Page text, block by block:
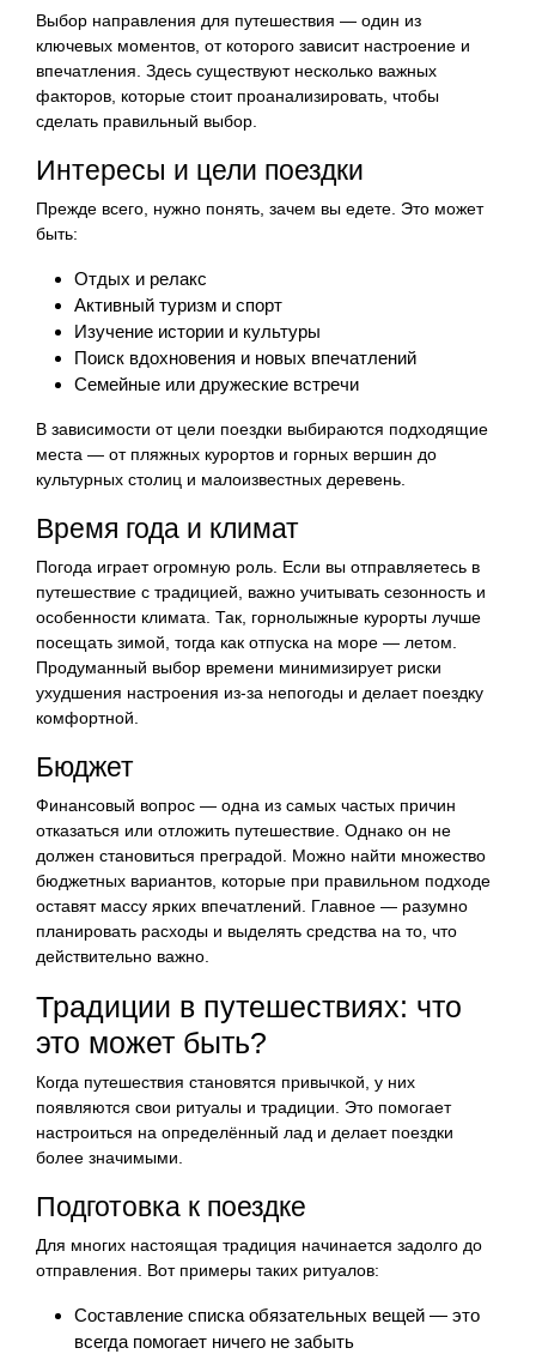
Выбор направления для путешествия — один из
ключевых моментов, от которого зависит настроение и
впечатления. Здесь существуют несколько важных
факторов, которые стоит проанализировать, чтобы
сделать правильный выбор.
Интересы и цели поездки
Прежде всего, нужно понять, зачем вы едете. Это может
быть:
Отдых и релакс
Активный туризм и спорт
Изучение истории и культуры
Поиск вдохновения и новых впечатлений
Семейные или дружеские встречи
В зависимости от цели поездки выбираются подходящие
места — от пляжных курортов и горных вершин до
культурных столиц и малоизвестных деревень.
Время года и климат
Погода играет огромную роль. Если вы отправляетесь в
путешествие с традицией, важно учитывать сезонность и
особенности климата. Так, горнолыжные курорты лучше
посещать зимой, тогда как отпуска на море — летом.
Продуманный выбор времени минимизирует риски
ухудшения настроения из-за непогоды и делает поездку
комфортной.
Бюджет
Финансовый вопрос — одна из самых частых причин
отказаться или отложить путешествие. Однако он не
должен становиться преградой. Можно найти множество
бюджетных вариантов, которые при правильном подходе
оставят массу ярких впечатлений. Главное — разумно
планировать расходы и выделять средства на то, что
действительно важно.
Традиции в путешествиях: что
это может быть?
Когда путешествия становятся привычкой, у них
появляются свои ритуалы и традиции. Это помогает
настроиться на определённый лад и делает поездки
более значимыми.
Подготовка к поездке
Для многих настоящая традиция начинается задолго до
отправления. Вот примеры таких ритуалов:
Составление списка обязательных вещей — это
всегда помогает ничего не забыть